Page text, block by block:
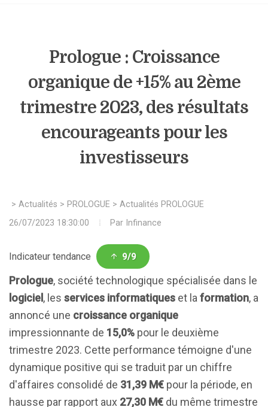
Prologue : Croissance
organique de +15% au 2ème
trimestre 2023, des résultats
encourageants pour les
investisseurs
> Actualités > PROLOGUE > Actualités PROLOGUE
26/07/2023 18:30:00
Par Infinance
Indicateur tendance 9/9
Prologue, société technologique spécialisée dans le
logiciel , les services informatiques et la formation, a
annoncé une croissance organique
impressionnante de 15,0% pour le deuxième
trimestre 2023. Cette performance témoigne d'une
dynamique positive qui se traduit par un chiffre
d'affaires consolidé de 31,39 M€ pour la période, en
hausse par rapport aux 27,30 M€ du même trimestre